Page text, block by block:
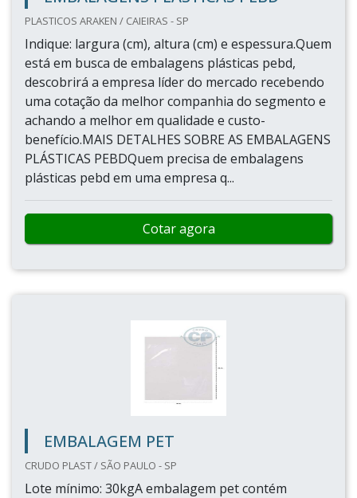
PLASTICOS ARAKEN / CAIEIRAS - SP
Indique: largura (cm), altura (cm) e espessura.Quem
está em busca de embalagens plásticas pebd,
descobrirá a empresa líder do mercado recebendo
uma cotação da melhor companhia do segmento e
achando a melhor em qualidade e custo-
benefício.MAIS DETALHES SOBRE AS EMBALAGENS
PLÁSTICAS PEBDQuem precisa de embalagens
plásticas pebd em uma empresa q...
Cotar agora
EMBALAGEM PET
CRUDO PLAST / SÃO PAULO - SP
Lote mínimo: 30kgA embalagem pet contém